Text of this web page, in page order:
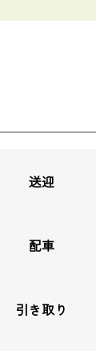
送迎
配車
引き取り